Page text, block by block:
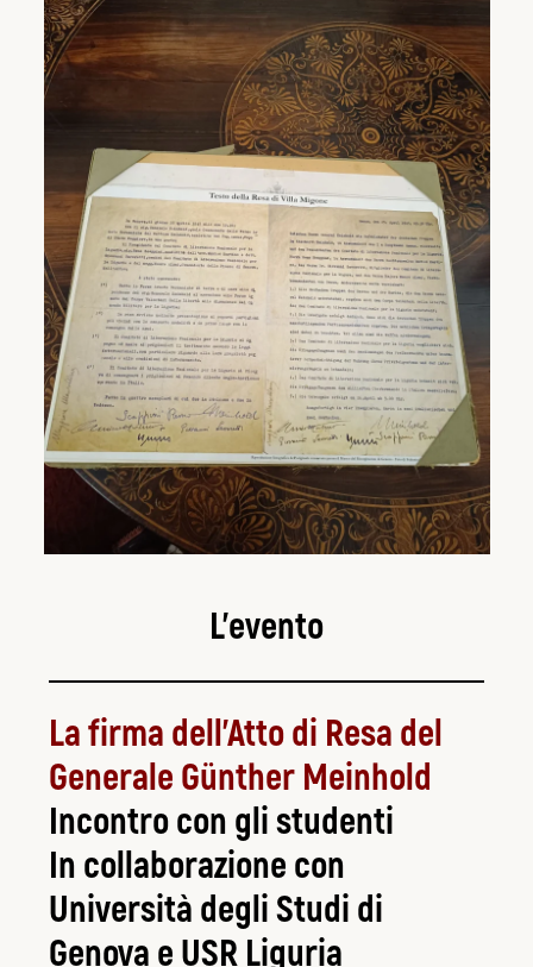
L’evento
La firma dell’Atto di Resa del
Generale Günther Meinhold
Incontro con gli studenti
In collaborazione con
Università degli Studi di
Genova e USR Liguria